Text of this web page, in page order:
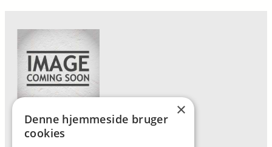
Forside
×
Denne hjemmeside bruger
cookies